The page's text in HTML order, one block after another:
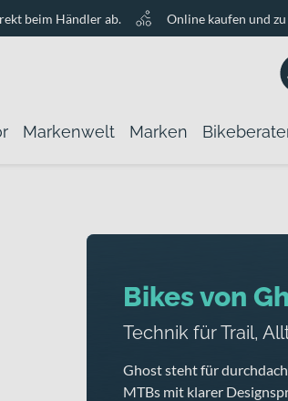
beim Händler ab. Online kaufen und
Markenwelt Marken
Bikes von
Technik für Trail,
Ghost steht für
MTBs mit klarer